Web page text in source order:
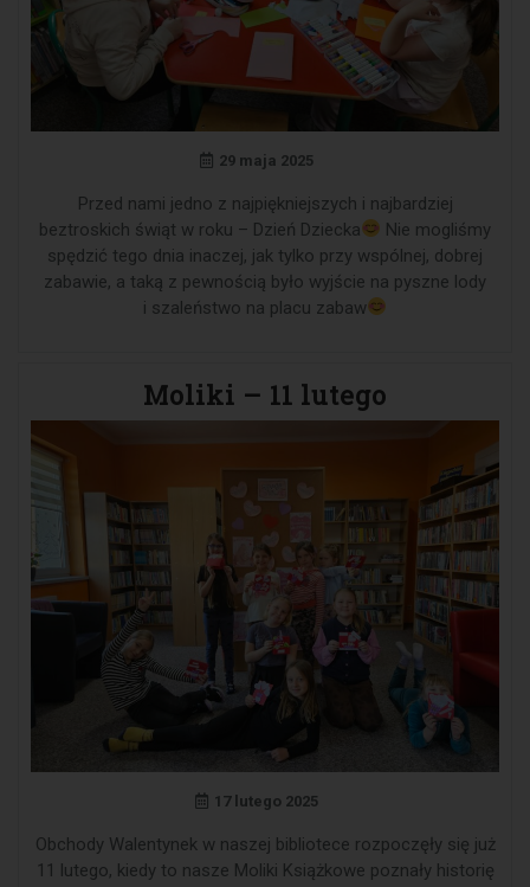
29 maja 2025
Przed nami jedno z najpiękniejszych i najbardziej
beztroskich świąt w roku – Dzień Dziecka
Nie mogliśmy
spędzić tego dnia inaczej, jak tylko przy wspólnej, dobrej
zabawie, a taką z pewnością było wyjście na pyszne lody
i szaleństwo na placu zabaw
Moliki – 11 lutego
17 lutego 2025
Obchody Walentynek w naszej bibliotece rozpoczęły się już
11 lutego, kiedy to nasze Moliki Książkowe poznały historię